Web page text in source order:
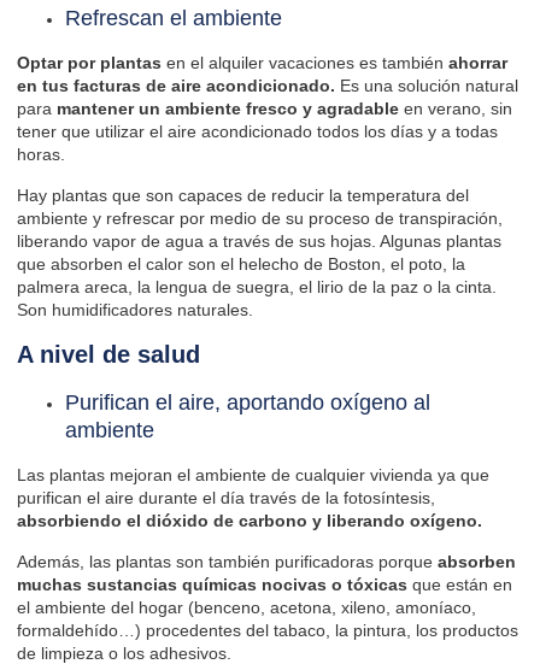
Refrescan el ambiente
Optar por plantas en el alquiler vacaciones es también ahorrar
en tus facturas de aire acondicionado. Es una solución natural
para mantener un ambiente fresco y agradable en verano, sin
tener que utilizar el aire acondicionado todos los días y a todas
horas.
Hay plantas que son capaces de reducir la temperatura del
ambiente y refrescar por medio de su proceso de transpiración,
liberando vapor de agua a través de sus hojas. Algunas plantas
que absorben el calor son el helecho de Boston, el poto, la
palmera areca, la lengua de suegra, el lirio de la paz o la cinta.
Son humidificadores naturales.
A nivel de salud
Purifican el aire, aportando oxígeno al
ambiente
Las plantas mejoran el ambiente de cualquier vivienda ya que
purifican el aire durante el día través de la fotosíntesis,
absorbiendo el dióxido de carbono y liberando oxígeno.
Además, las plantas son también purificadoras porque absorben
muchas sustancias químicas nocivas o tóxicas que están en
el ambiente del hogar (benceno, acetona, xileno, amoníaco,
formaldehído…) procedentes del tabaco, la pintura, los productos
de limpieza o los adhesivos.